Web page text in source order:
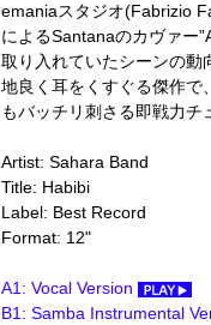
emaniaスタジオ(Fabrizio
によるSantanaのカヴァー
取り入れていたシーンの動
地良く耳をくすぐる傑作で
もバッチリ刺さる即戦力チ
Artist: Sahara Band
Title: Habibi
Label: Best Record
Format: 12"
A1: Vocal Version
B1: Samba Instrumental